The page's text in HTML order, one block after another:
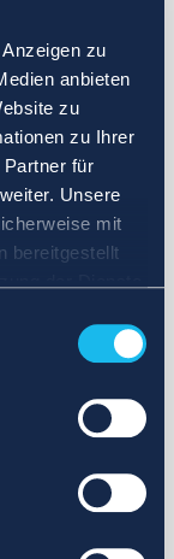
zu
anbieten
zu
zu Ihrer
für
Unsere
mit
bereitgestellt